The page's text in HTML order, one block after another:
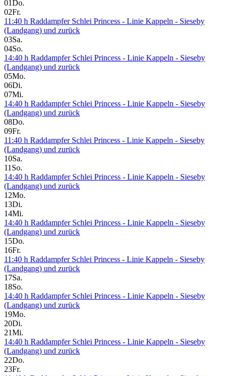
01 Do.
02Fr.
11:40 h Raddampfer Schlei Princess - Linie Kappeln - Sieseby
(Landgang) und zurück
03Sa.
04So.
14:40 h Raddampfer Schlei Princess - Linie Kappeln - Sieseby
(Landgang) und zurück
05Mo.
06Di.
07Mi.
14:40 h Raddampfer Schlei Princess - Linie Kappeln - Sieseby
(Landgang) und zurück
08Do.
09Fr.
11:40 h Raddampfer Schlei Princess - Linie Kappeln - Sieseby
(Landgang) und zurück
10Sa.
11 So.
14:40 h Raddampfer Schlei Princess - Linie Kappeln - Sieseby
(Landgang) und zurück
12Mo.
13Di.
14Mi.
14:40 h Raddampfer Schlei Princess - Linie Kappeln - Sieseby
(Landgang) und zurück
15Do.
16Fr.
11:40 h Raddampfer Schlei Princess - Linie Kappeln - Sieseby
(Landgang) und zurück
17Sa.
18So.
14:40 h Raddampfer Schlei Princess - Linie Kappeln - Sieseby
(Landgang) und zurück
19Mo.
20Di.
21Mi.
14:40 h Raddampfer Schlei Princess - Linie Kappeln - Sieseby
(Landgang) und zurück
22Do.
23Fr.